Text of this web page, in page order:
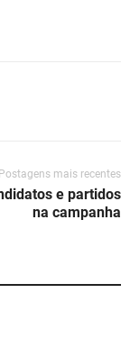
Postagens mais recentes
e partidos
na campanha